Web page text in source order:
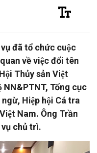
đã tổ chức cuộc
về việc đổi tên
Thủy sản Việt
NN&PTNT, Tổng cục
ngừ, Hiệp hội Cá tra
Nam. Ông Trần
chủ trì.